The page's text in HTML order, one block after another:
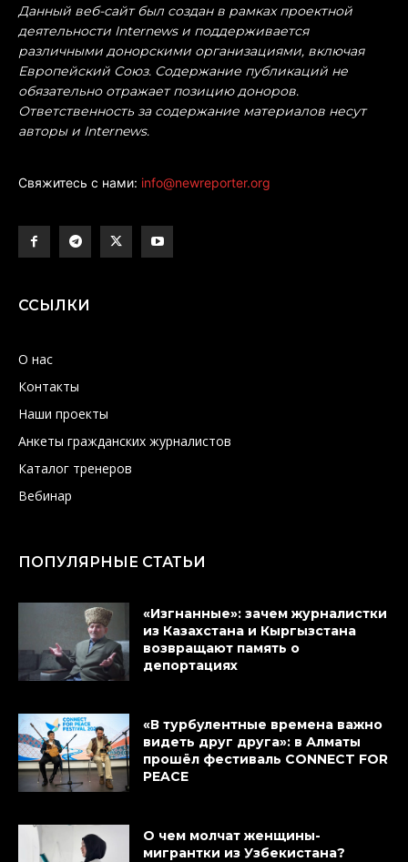
Данный веб-сайт был создан в рамках проектной
деятельности Internews и поддерживается
различными донорскими организациями, включая
Европейский Союз. Содержание публикаций не
обязательно отражает позицию доноров.
Ответственность за содержание материалов несут
авторы и Internews.
Свяжитесь с нами: info@newreporter.org
ССЫЛКИ
О нас
Контакты
Наши проекты
Анкеты гражданских журналистов
Каталог тренеров
Вебинар
ПОПУЛЯРНЫЕ СТАТЬИ
«Изгнанные»: зачем журналистки
из Казахстана и Кыргызстана
возвращают память о
депортациях
«В турбулентные времена важно
видеть друг друга»: в Алматы
прошёл фестиваль CONNECT FOR
PEACE
О чем молчат женщины-
мигрантки из Узбекистана?